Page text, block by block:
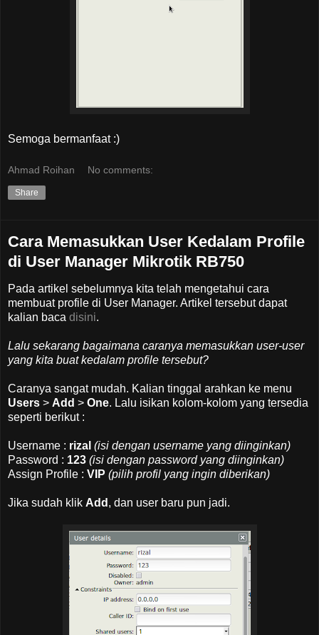
Semoga bermanfaat :)
Ahmad Roihan No comments:
Share
Cara Memasukkan User Kedalam Profile
di User Manager Mikrotik RB750
Pada artikel sebelumnya kita telah mengetahui cara
membuat profile di User Manager. Artikel tersebut dapat
kalian baca disini.
Lalu sekarang bagaimana caranya memasukkan user-user
yang kita buat kedalam profile tersebut?
Caranya sangat mudah. Kalian tinggal arahkan ke menu
Users > Add > One. Lalu isikan kolom-kolom yang tersedia
seperti berikut :
Username : rizal (isi dengan username yang diinginkan)
Password : 123 (isi dengan password yang diinginkan)
Assign Profile : VIP (pilih profil yang ingin diberikan)
Jika sudah klik Add , dan user baru pun jadi.